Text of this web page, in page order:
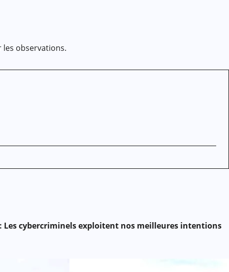
observations.
Les cybercriminels exploitent nos meilleures intentions